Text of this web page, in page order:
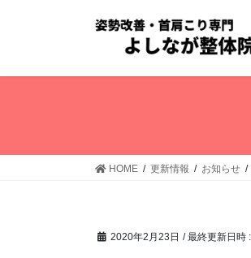
HOME 更新情報 お知らせ
2020年2月23日 / 最終更新日時 :